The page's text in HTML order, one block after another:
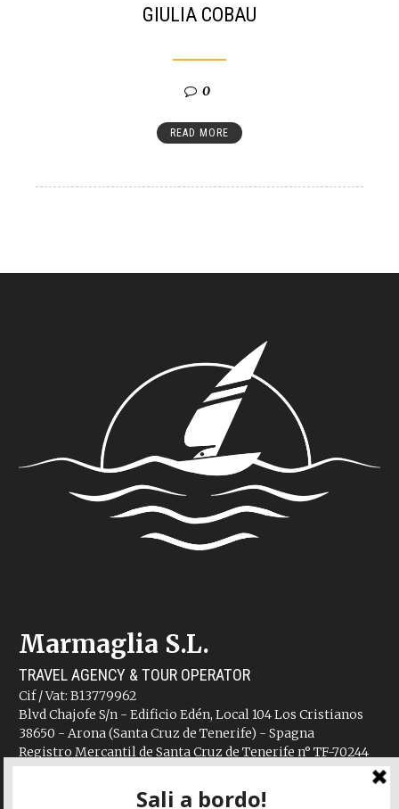
GIULIA COBAU
0
READ MORE
Marmaglia S.L.
TRAVEL AGENCY & TOUR OPERATOR
Cif / Vat: B13779962
Blvd Chajofe S/n - Edificio Edén, Local 104 Los Cristianos
38650 - Arona (Santa Cruz de Tenerife) - Spagna
Registro Mercantil de Santa Cruz de Tenerife n° TF-70244
Código de identificación: I-AV-0004871.1
Polizza RC n° TAEDS002638